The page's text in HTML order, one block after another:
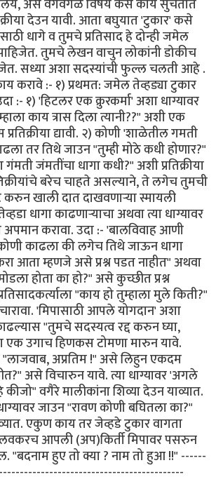
असे वेगवेगळे विषय कसे काय सुचतात
देउन यावी. आता बघुयात 'टुकार' कसे
धागे व तुमचे प्रतिसाद हे दोन्ही जमेल
तुमचे लेखन वाचुन लोकांनी डोकीच
सध्या अशा सदस्यांची फुल्ल चलती आहे .
करावे :- १) प्रथमत: जमेल तेव्हड्या टुकार
उदा :- १) 'हिटलर एक क्रुरकर्मा' अशा धाग्यावर
काय त्रास दिला त्यानी??" अशी एक
द्यावी. २) कोणी 'शाळेतील गमती
तर तिथे जाउन "तुम्ही मोठे कधी होणार?"
जंमतींचा धागा कधी?" अशी प्रतिक्रीया
बरेच चाहते असल्याने, ते लगेच तुमची
करुन खाली दात दाखवणार्‍या स्मायली
धागा काढणार्‍याचा अथवा त्या धाग्यावर
अपमान करावा. उदा :- 'बालविवाह आणी
काढला की लगेच तिथे जाऊन धागा
आता म्हणजे असे प्रश्न पडत नाहीत" अथवा
होता का हो?" असे कुच्छीत प्रश्न
"काय हो तुम्हाला मुले किती?"
'मिपासाठी आपले योगदान' अशा
"तुमचे सदस्यत्व रद्द करुन घ्या,
एक उगाच हिणकस टोमणा मारुन यावे.
अप्रतिम !" असे लिहुन एकदम
असे विचारुन यावे. त्या धाग्यावर 'अगले
कीजो" वगैरे मालीकांना शिव्या देउन याव्यात.
जाउन "रावण कोणी बघितला का?"
एकुण काय तर जेव्हडे टुकार वागता
आपली (अप)किर्ती मिपावर पसरुन
"बदनाम हुए तो क्या ? नाम तो हुआ !!" ------